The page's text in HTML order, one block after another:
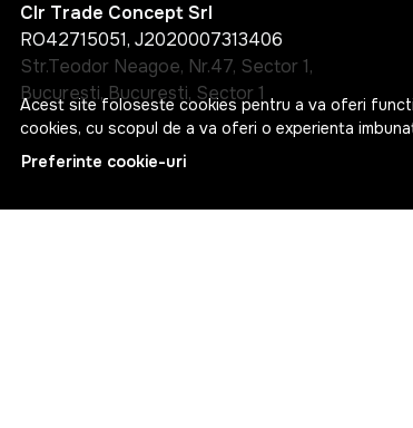
Acest site foloseste cookies pentru a va oferi
cookies, cu scopul de a va oferi o experienta
Preferinte cookie-uri
Clr Trade Concept Srl
RO42715051, J2020007313406
Str.Teodor Neagoe, Nr.47, Sector 1,
Bucuresti, Bucuresti, Sector 1